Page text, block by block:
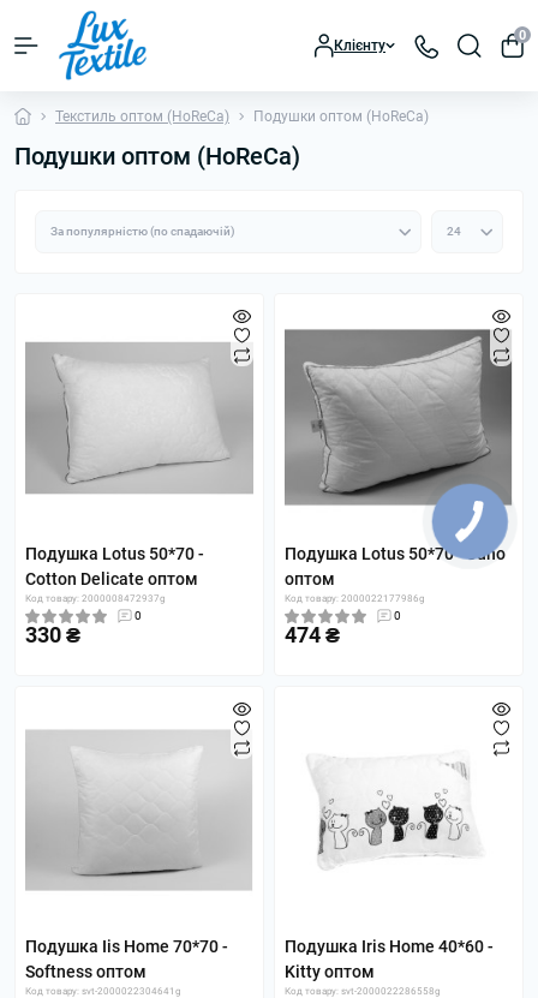
Клієнту
0
Текстиль оптом (HoReCa) Подушки оптом (HoReCa)
Подушки оптом (HoReCa)
Подушка Lotus 50*70 -
Cotton Delicate оптом
Код товару: 2000008472937g
0
330 ₴
Подушка Lotus 50*70 - Juno
оптом
Код товару: 2000022177986g
0
474 ₴
Подушка Iis Home 70*70 -
Softness оптом
Код товару: svt-2000022304641g
Подушка Iris Home 40*60 -
Kitty оптом
Код товару: svt-2000022286558g